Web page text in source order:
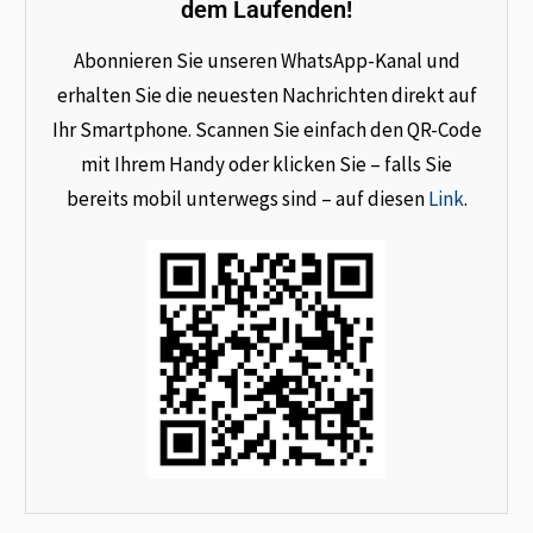
dem Laufenden!
Abonnieren Sie unseren WhatsApp-Kanal und
erhalten Sie die neuesten Nachrichten direkt auf
Ihr Smartphone. Scannen Sie einfach den QR-Code
mit Ihrem Handy oder klicken Sie – falls Sie
bereits mobil unterwegs sind – auf diesenLink.